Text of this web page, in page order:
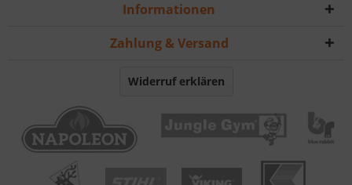
Informationen
Zahlung & Versand
Widerruf erklären